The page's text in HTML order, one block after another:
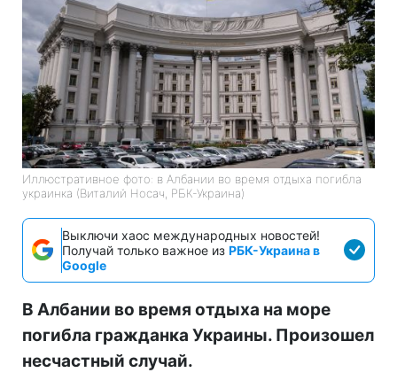
Иллюстративное фото: в Албании во время отдыха погибла
украинка (Виталий Носач, РБК-Украина)
Выключи хаос международных новостей!
Получай только важное из РБК-Украина в
Google
В Албании во время отдыха на море
погибла гражданка Украины. Произошел
несчастный случай.